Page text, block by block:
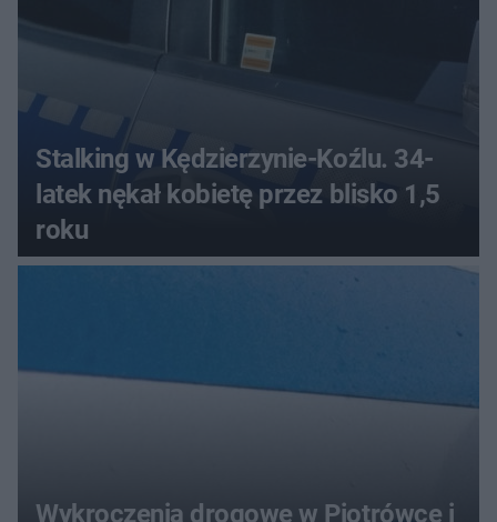
Stalking w Kędzierzynie-Koźlu. 34-
latek nękał kobietę przez blisko 1,5
roku
Wykroczenia drogowe w Piotrówce i